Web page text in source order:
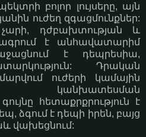
բոլոր լույսերը, այն
ուժեղ զգացմունքներ:
դժբախտության և
է անհավատարիմ
է դեպրեսիա,
Դրական
ուժերի կամային
կանխատեսման
հետաքրքրություն է
ձգում է դեպի իրեն, բայց
վախեցնում: